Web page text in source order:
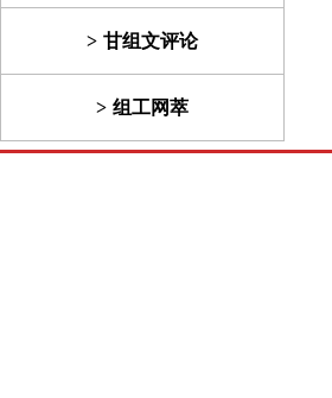
甘组文评论
组工网萃